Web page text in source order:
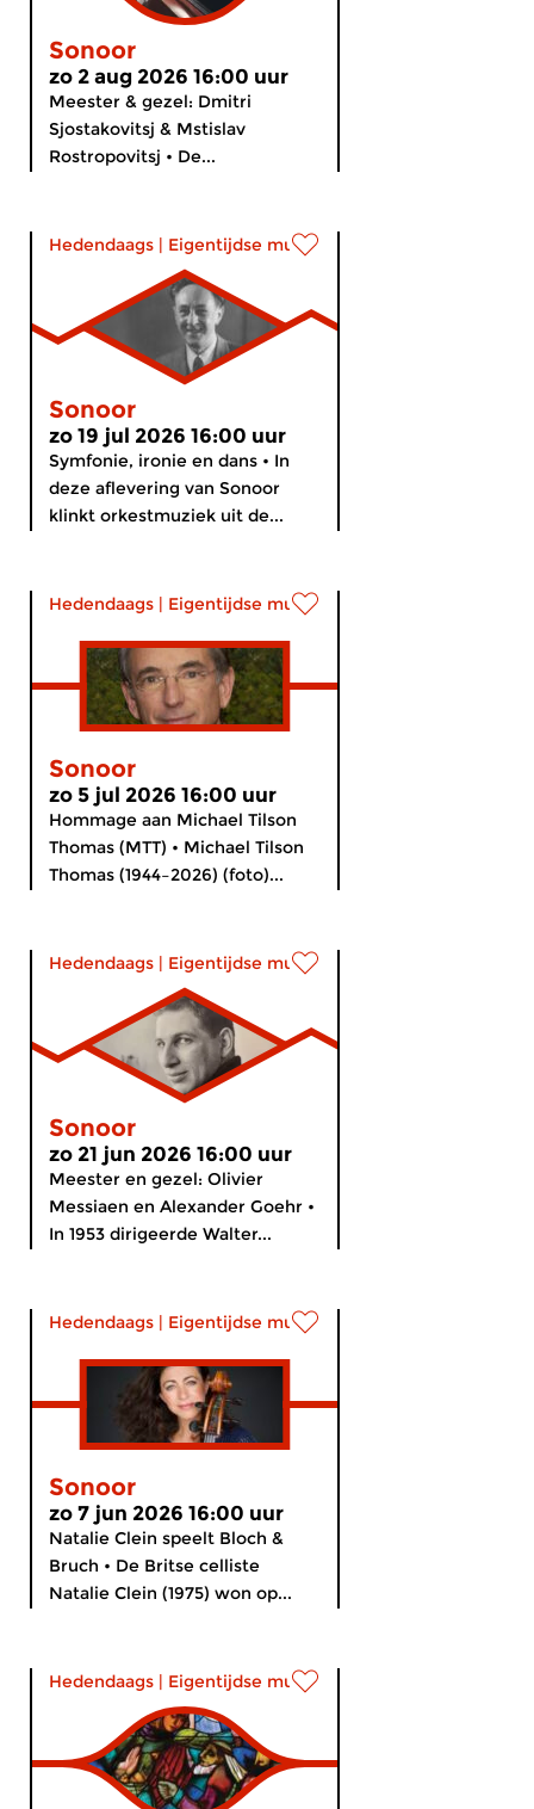
Sonoor
zo 2 aug 2026 16:00 uur
Meester & gezel: Dmitri
Sjostakovitsj & Mstislav
Rostropovitsj • De...
Hedendaags | Eigentijdse muziek
Sonoor
zo 19 jul 2026 16:00 uur
Symfonie, ironie en dans • In
deze aflevering van Sonoor
klinkt orkestmuziek uit de...
Hedendaags | Eigentijdse muziek
Sonoor
zo 5 jul 2026 16:00 uur
Hommage aan Michael Tilson
Thomas (MTT) • Michael Tilson
Thomas (1944–2026) (foto)...
Hedendaags | Eigentijdse muziek
Sonoor
zo 21 jun 2026 16:00 uur
Meester en gezel: Olivier
Messiaen en Alexander Goehr •
In 1953 dirigeerde Walter...
Hedendaags | Eigentijdse muziek
Sonoor
zo 7 jun 2026 16:00 uur
Natalie Clein speelt Bloch &
Bruch • De Britse celliste
Natalie Clein (1975) won op...
Hedendaags | Eigentijdse muziek